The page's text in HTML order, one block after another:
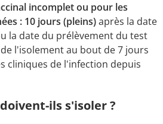
incomplet ou pour les
: 10 jours (pleins)après la date
la date du prélèvement du test
l'isolement au bout de 7 jours
cliniques de l'infection depuis
ils s'isoler ?